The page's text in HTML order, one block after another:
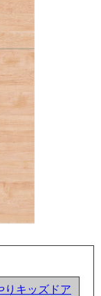
りキッズドア